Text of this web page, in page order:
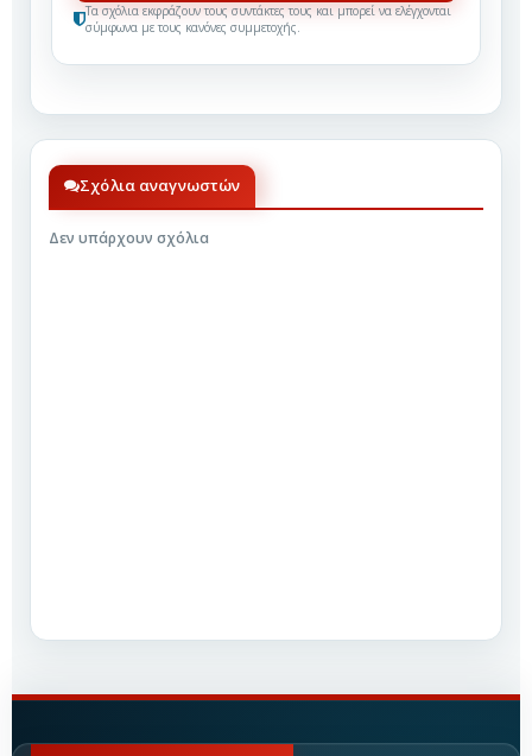
Τα σχόλια εκφράζουν τους συντάκτες τους και μπορεί να ελέγχονται
σύμφωνα με τους κανόνες συμμετοχής.
Σχόλια αναγνωστών
Δεν υπάρχουν σχόλια